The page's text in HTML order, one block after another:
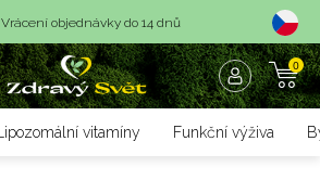
Vrácení objednávky do 14 dnů
Rychlé dodání <36 hodin 0
Lipozomální vitamíny Funkční výživa